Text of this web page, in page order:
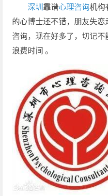
深圳 靠谱心理咨询机构
的心博士还不错，朋友失
咨询，现在好多了，切记
浪费时间 。